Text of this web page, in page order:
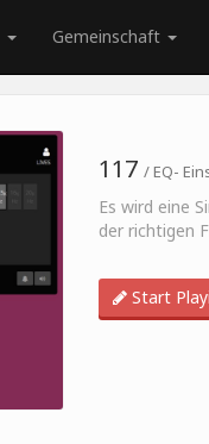
Gemeinschaft
117 / EQ-
Es wird eine
der richtigen
Start